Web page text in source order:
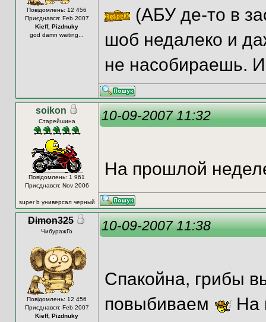
Повідомлень: 12 456
Приєднався: Feb 2007
Kieff, Pizdnuky
god damn waiting...
(АБУ де-то в
шоб недалеко и
не насобираешь.
soikon
Старейшина
Повідомлень: 1 961
Приєднався: Nov 2006
super b универсал черный
10-09-2007 11:32
На прошлой
Dimon325
ЧибуражГо
Повідомлень: 12 456
Приєднався: Feb 2007
Kieff, Pizdnuky
10-09-2007 11:38
Спакойна, грибы
повыбиваем
На